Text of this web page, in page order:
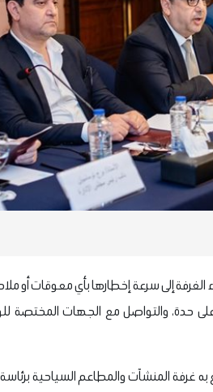
إلى سرعة إخطارها بأي معوقات أو
حدة، والتواصل مع الجهات المختصة
غرفة المنشآت والمطاعم السياحية